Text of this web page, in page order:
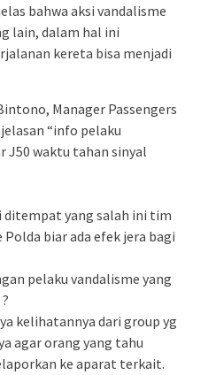
bahwa aksi vandalisme
lain, dalam hal ini
kereta bisa menjadi
Manager Passengers
“info pelaku
J50 waktu tahan sinyal
yang salah ini tim
biar ada efek jera bagi
pelaku vandalisme yang
kelihatannya dari group yg
agar orang yang tahu
ke aparat terkait.